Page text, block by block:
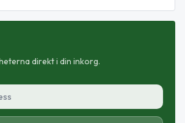
direkt i din inkorg.